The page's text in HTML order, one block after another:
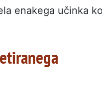
enakega učinka